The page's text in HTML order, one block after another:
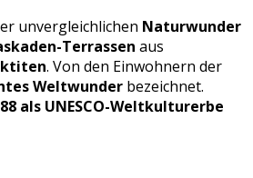
unvergleichlichen Naturwunder
Terrassen aus
. Von den Einwohnern der
Weltwunder bezeichnet.
als UNESCO-Weltkulturerbe